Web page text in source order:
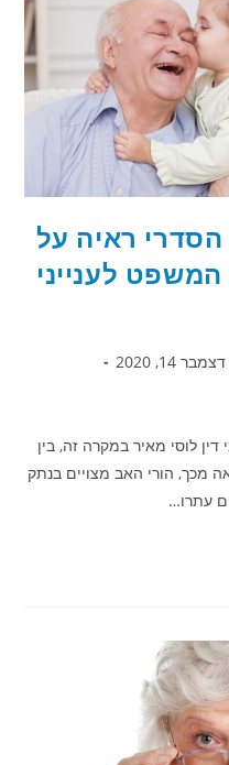
ראיה על
לענייני
דצמבר 14, 2020
לוסי מאיר במקרה זה, בין
מכך, הורי האב מצויים בנתק
עתרו…